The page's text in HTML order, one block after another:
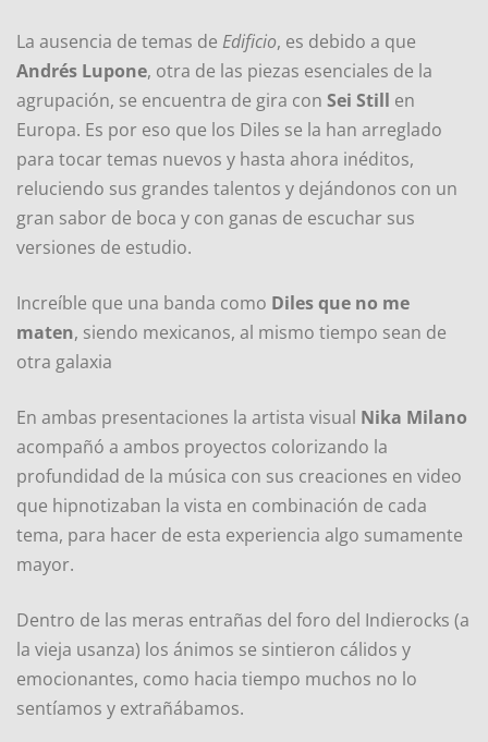
La ausencia de temas de Edificio, es debido a que
Andrés Lupone, otra de las piezas esenciales de la
agrupación, se encuentra de gira con Sei Still en
Europa. Es por eso que los Diles se la han arreglado
para tocar temas nuevos y hasta ahora inéditos,
reluciendo sus grandes talentos y dejándonos con un
gran sabor de boca y con ganas de escuchar sus
versiones de estudio.
Increíble que una banda como Diles que no me
maten, siendo mexicanos, al mismo tiempo sean de
otra galaxia
En ambas presentaciones la artista visual Nika Milano
acompañó a ambos proyectos colorizando la
profundidad de la música con sus creaciones en video
que hipnotizaban la vista en combinación de cada
tema, para hacer de esta experiencia algo sumamente
mayor.
Dentro de las meras entrañas del foro del Indierocks (a
la vieja usanza) los ánimos se sintieron cálidos y
emocionantes, como hacia tiempo muchos no lo
sentíamos y extrañábamos.